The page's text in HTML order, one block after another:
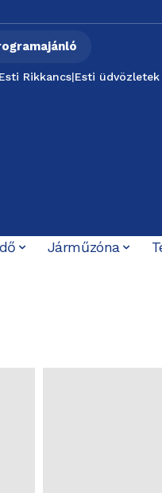
Esti Rikkancs|Esti üdvözletek
Járműzóna